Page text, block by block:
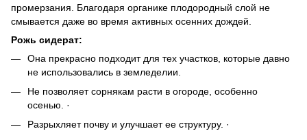
промерзания. Благодаря органике плодородный слой не
смывается даже во время активных осенних дождей.
Рожь сидерат:
Она прекрасно подходит для тех участков, которые давно
не использовались в земледелии.
Не позволяет сорнякам расти в огороде, особенно
осенью. ·
Разрыхляет почву и улучшает ее структуру. ·